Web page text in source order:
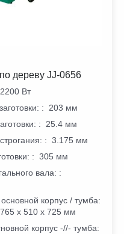
дереву JJ-0656
2200 Вт
: 203 мм
: 25.4 мм
: 3.175 мм
: 305 мм
вала: :
корпус / тумба:
х 510 х 725 мм
корпус -//- тумба: